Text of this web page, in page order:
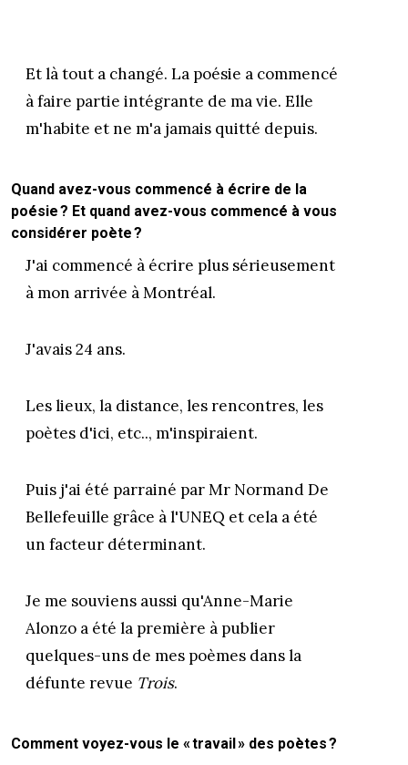
Et là tout a changé. La poésie a commencé
à faire partie intégrante de ma vie. Elle
m'habite et ne m'a jamais quitté depuis.
Quand avez-vous commencé à écrire de la
poésie ? Et quand avez-vous commencé à vous
considérer poète ?
J'ai commencé à écrire plus sérieusement
à mon arrivée à Montréal.
J'avais 24 ans.
Les lieux, la distance, les rencontres, les
poètes d'ici, etc.., m'inspiraient.
Puis j'ai été parrainé par Mr Normand De
Bellefeuille grâce à l'UNEQ et cela a été
un facteur déterminant.
Je me souviens aussi qu'Anne-Marie
Alonzo a été la première à publier
quelques-uns de mes poèmes dans la
défunte revue Trois.
Comment voyez-vous le « travail » des poètes ?